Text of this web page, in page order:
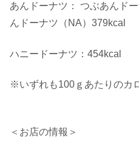
あんドーナツ： つぶあんド
んドーナツ（NA）379kcal
ハニードーナツ：454kcal
※いずれも100ｇあたりのカ
＜お店の情報＞